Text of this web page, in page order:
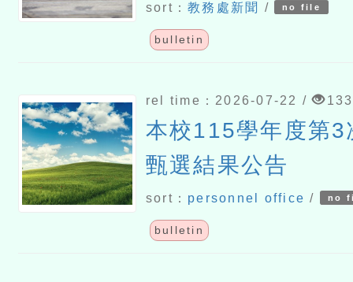
sort：教務處新聞 / no file
bulletin
rel time：2026-07-22 / 133
本校115學年度第3
甄選結果公告
sort： personnel office / no
bulletin